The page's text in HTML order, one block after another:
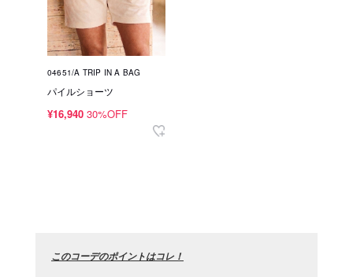
04651/A TRIP IN A BAG
パイルショーツ
¥16,940 30%OFF
このコーデのポイントはコレ！